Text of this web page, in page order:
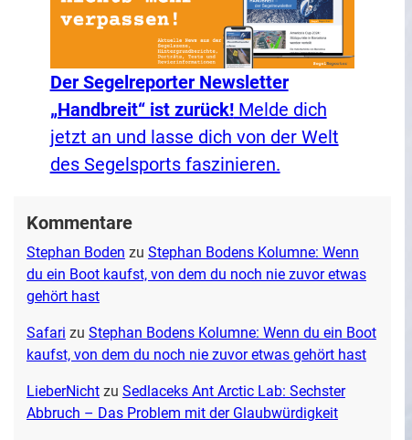
Der Segelreporter Newsletter
„Handbreit“ ist zurück!Melde dich
jetzt an und lasse dich von der Welt
des Segelsports faszinieren.
Kommentare
Stephan Boden zu Stephan Bodens Kolumne: Wenn
du ein Boot kaufst, von dem du noch nie zuvor etwas
gehört hast
Safari zu Stephan Bodens Kolumne: Wenn du ein Boot
kaufst, von dem du noch nie zuvor etwas gehört hast
LieberNichtzu Sedlaceks Ant Arctic Lab: Sechster
Abbruch – Das Problem mit der Glaubwürdigkeit